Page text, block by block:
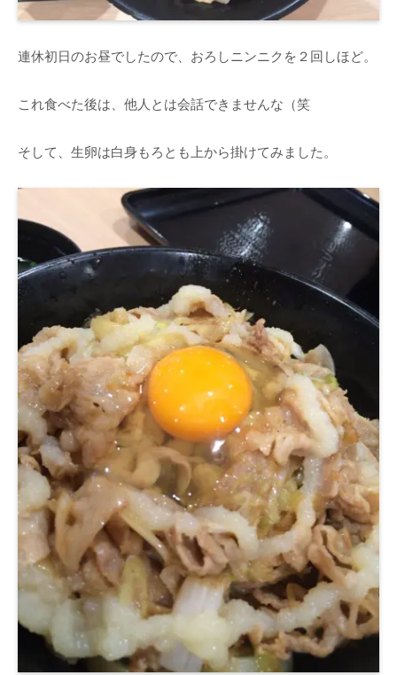
連休初日のお昼でしたので、おろしニンニクを２回しほど。
これ食べた後は、他人とは会話できませんな（笑
そして、生卵は白身もろとも上から掛けてみました。